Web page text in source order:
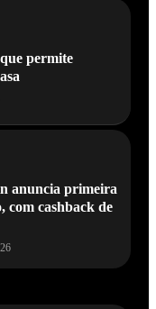
permite
anuncia primeira
com cashback de